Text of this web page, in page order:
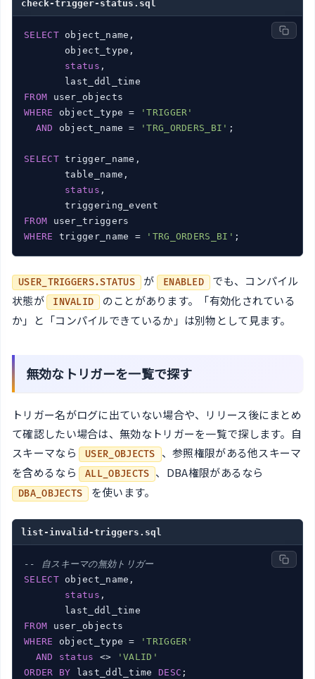
check-trigger-status.sql
SELECT object_name,
       object_type,
status ,
FROM
WHERE object_type =
'TRIGGER'
AND
object_name = 'TRG_ORDERS_BI' ;
SELECT trigger_name,
       table_name,
status ,
FROM
WHERE trigger_name = 'TRG_ORDERS_BI' ;
USER_TRIGGERS.STATUS が ENABLED
でも、コンパイル
状態が
INVALID
のことがあります。「有効化されている
か」と「コンパイルできているか」は別物として見ます。
無効なトリガーを一覧で探す
トリガー名がログに出ていない場合や、リリース後にまとめ
て確認したい場合は、無効なトリガーを一覧で探します。自
スキーマなら USER_OBJECTS
、参照権限がある他スキーマ
を含めるなら ALL_OBJECTS 、DBA権限があるなら
DBA_OBJECTS を使います。
list-invalid-triggers.sql
-- 自スキーマの無効トリガー
SELECT object_name,
status ,
FROM
WHERE object_type =
'TRIGGER'
AND
status <>
'VALID'
ORDER
BY last_ddl_time DESC ;